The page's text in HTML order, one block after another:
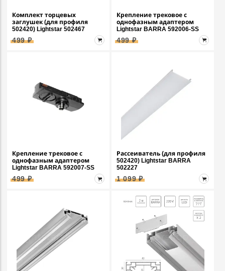
Комплект торцевых
заглушек (для профиля
502420) Lightstar 502467
499 ₽
Крепление трековое с
однофазным адаптером
Lightstar BARRA 592006-SS
499 ₽
Крепление трековое с
однофазным адаптером
Lightstar BARRA 592007-SS
499 ₽
Рассеиватель (для профиля
502420) Lightstar BARRA
502227
1 099 ₽